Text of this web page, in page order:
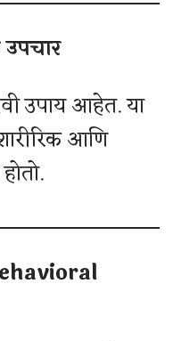
उपचार
उपाय आहेत. या
आणि